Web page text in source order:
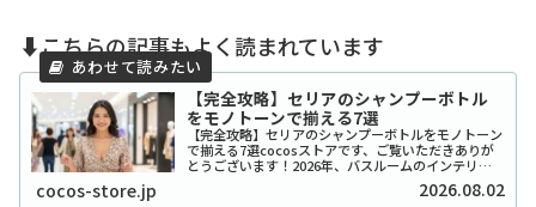
⬇️こちらの記事もよく読まれています
【完全攻略】セリアのシャンプーボトル
をモノトーンで揃える7選
【完全攻略】セリアのシャンプーボトルをモノトーン
で揃える7選cocosストアです、ご覧いただきありが
とうございます！2026年、バスルームのインテリア
をワンランク上げたいと考えているあなたに、セリア
のシャンプーボトル（モノトーン）はまさに救...
cocos-store.jp 2026.08.02